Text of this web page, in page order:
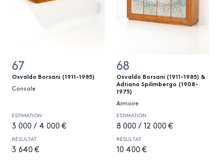
67
Osvaldo Borsani (1911-1985)
Console
ESTIMATION
3 000 / 4 000 €
RÉSULTAT
3 640 €
68
Osvaldo Borsani (1911-1985) &
Adriano Spilimbergo (1908-
1975)
Armoire
ESTIMATION
8 000 / 12 000 €
RÉSULTAT
10 400 €